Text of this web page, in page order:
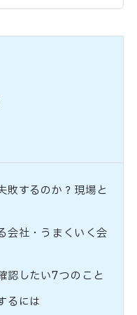
敗するのか？現場と
会社・うまくいく会
認したい7つのこと
るには